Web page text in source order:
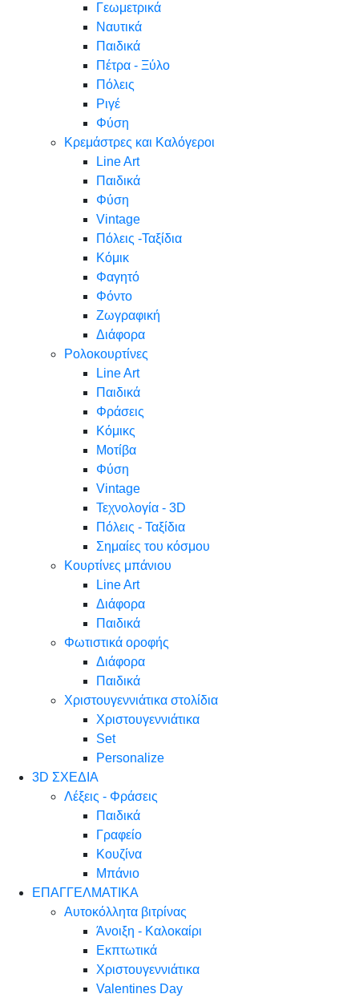
Γεωμετρικά
Ναυτικά
Παιδικά
Πέτρα - Ξύλο
Πόλεις
Ριγέ
Φύση
Κρεμάστρες και Καλόγεροι
Line Art
Παιδικά
Φύση
Vintage
Πόλεις -Ταξίδια
Κόμικ
Φαγητό
Φόντο
Ζωγραφική
Διάφορα
Ρολοκουρτίνες
Line Art
Παιδικά
Φράσεις
Κόμικς
Μοτίβα
Φύση
Vintage
Τεχνολογία - 3D
Πόλεις - Ταξίδια
Σημαίες του κόσμου
Κουρτίνες μπάνιου
Line Art
Διάφορα
Παιδικά
Φωτιστικά οροφής
Διάφορα
Παιδικά
Χριστουγεννιάτικα στολίδια
Χριστουγεννιάτικα
Set
Personalize
3D ΣΧΕΔΙΑ
Λέξεις - Φράσεις
Παιδικά
Γραφείο
Κουζίνα
Μπάνιο
ΕΠΑΓΓΕΛΜΑΤΙΚΑ
Αυτοκόλλητα βιτρίνας
Άνοιξη - Καλοκαίρι
Εκπτωτικά
Χριστουγεννιάτικα
Valentines Day